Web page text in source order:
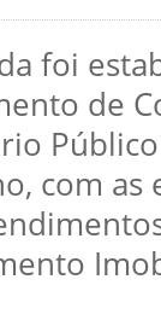
foi
de
com as